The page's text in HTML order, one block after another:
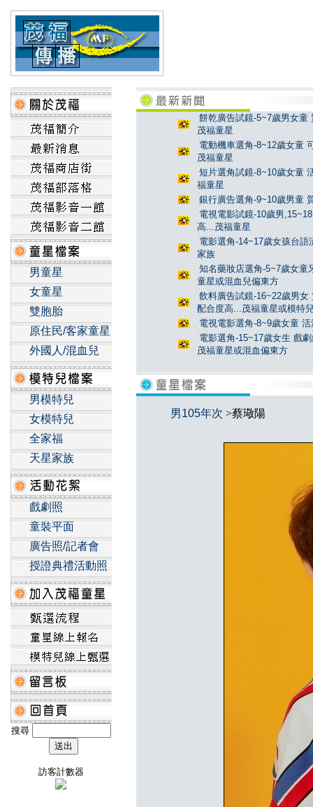
男童星
女童星
雙胞胎
原住民/客家童星
外國人/混血兒
男模特兒
女模特兒
全家福
天星家族
戲劇照
童裝平面
廣告照/記者會
授證典禮活動照
搜尋
訪客計數器
餅乾廣告試鏡-5~7歲男女
茂福童星
電動機車選角-8~12歲女童
茂福童星
短片選角試鏡-8~10歲女童
福童星
銀行廣告選角-9~10歲男童
電視電影試鏡-10歲男
高...茂福童星
電影選角-14~17歲女孩台
家族
知名藥妝店選角-5~7歲女童
童星或混血兒偏東方
飲料廣告試鏡-16~22歲男
配合度高...茂福童星或模特
電視電影選角-8~9歲女童
電影選角-15~17歲女生 戲
茂福童星或混血偏東方
男105年次 >蔡璥陽